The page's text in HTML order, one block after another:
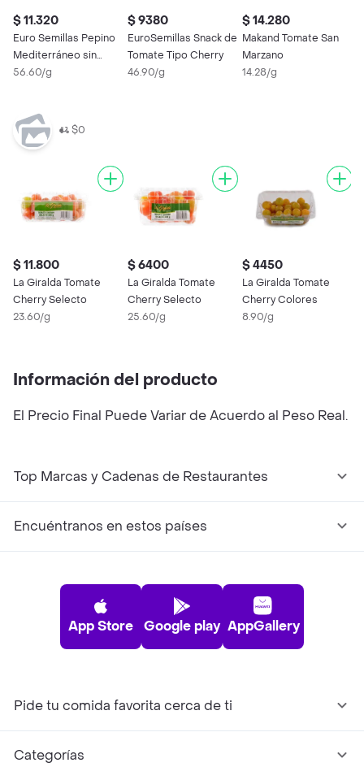
$ 11.320
Euro Semillas Pepino
Mediterráneo sin
Semilla 200 g
56.60/g
$ 9380
EuroSemillas Snack de
Tomate Tipo Cherry
46.90/g
$ 14.280
Makand Tomate San
Marzano
14.28/g
$0
$ 11.800
La Giralda Tomate
Cherry Selecto
23.60/g
$ 6400
La Giralda Tomate
Cherry Selecto
25.60/g
$ 4450
La Giralda Tomate
Cherry Colores
8.90/g
Información del producto
El Precio Final Puede Variar de Acuerdo al Peso Real.
Top Marcas y Cadenas de Restaurantes
Encuéntranos en estos países
App Store Google play AppGallery
Pide tu comida favorita cerca de ti
Categorías